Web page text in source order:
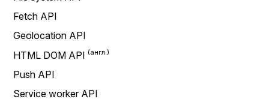
Fetch API
Geolocation API
HTML DOM API
Push API
Service worker API